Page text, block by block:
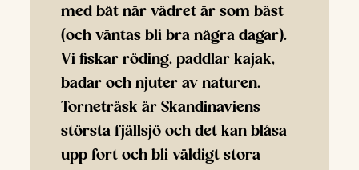
med båt när vädret är som bäst
(och väntas bli bra några dagar).
Vi fiskar röding, paddlar kajak,
badar och njuter av naturen.
Torneträsk är Skandinaviens
största fjällsjö och det kan blåsa
upp fort och bli väldigt stora